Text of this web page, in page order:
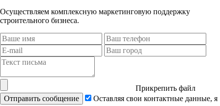
Осуществляем комплексную маркетинговую поддержку
строительного бизнеса.
Прикрепить файл
Отправить сообщение
Оставляя свои контактные данные, я